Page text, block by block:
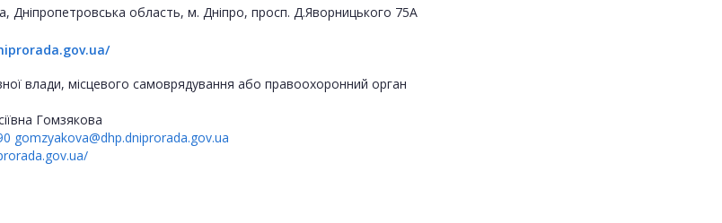
Дніпропетровська область, м. Дніпро, просп. Д.Яворницького 75А
влади, місцевого самоврядування або правоохоронний орган
Гомзякова
gomzyakova@dhp.dniprorada.gov.ua